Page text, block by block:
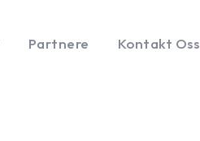
Partnere Kontakt Oss